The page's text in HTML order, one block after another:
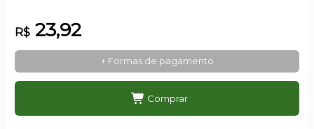
R$23,92
+ Formas de pagamento
Comprar